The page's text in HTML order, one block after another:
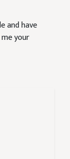
and have
me your